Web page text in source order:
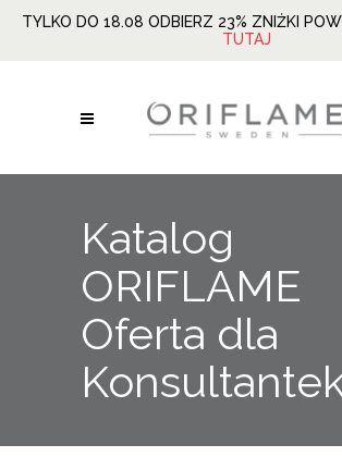
TYLKO DO 18.08 ODBIERZ 23% ZNIŻKI
TUTAJ
Katalog
ORIFLAME
Oferta dla